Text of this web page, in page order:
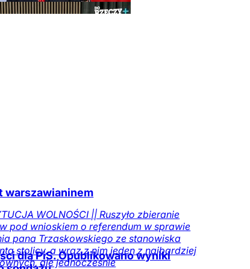
KrajTylko
warszawianinem
WOLNOŚCI || Ruszyło zbieranie
pod wnioskiem o referendum w sprawie
pana Trzaskowskiego ze stanowiska
stolicy, a wraz z nim jeden z najbardziej
ale jednocześnie
dla PiS. Opublikowano wyniki